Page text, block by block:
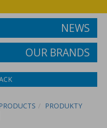
NEWS
OUR BRANDS
PRODUKTY